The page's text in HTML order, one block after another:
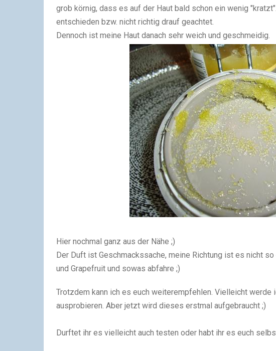
grob körnig, dass es auf der Haut bald schon ein wenig
entschieden bzw. nicht richtig drauf geachtet.
Dennoch ist meine Haut danach sehr weich und geschmeidig.
Hier nochmal ganz aus der Nähe ;)
Der Duft ist Geschmackssache, meine Richtung ist es nicht
und Grapefruit und sowas abfahre ;)
Trotzdem kann ich es euch weiterempfehlen. Vielleicht werde
ausprobieren. Aber jetzt wird dieses erstmal aufgebraucht ;)
Durftet ihr es vielleicht auch testen oder habt ihr es euch